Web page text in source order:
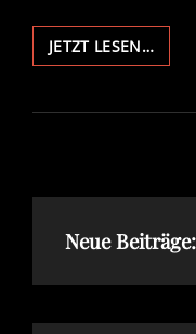
JETZT LESEN…
–
IM
Neue Beiträge: